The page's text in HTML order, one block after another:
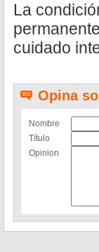
La
cuidado
Opina
Nombre
Título
Opinion